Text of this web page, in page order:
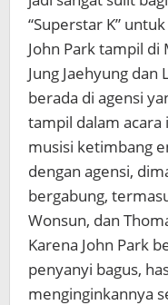
“Superstar K”
John Park tampil di
Jung Jaehyung dan
berada di agensi
tampil dalam acara
musisi ketimbang
dengan agensi,
bergabung,
Wonsun, dan
Karena John Park
penyanyi bagus,
menginginkannya